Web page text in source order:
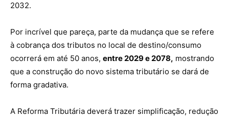
2032.
Por incrível que pareça, parte da mudança que se refere
à cobrança dos tributos no local de destino/consumo
ocorrerá em até 50 anos, entre 2029 e 2078, mostrando
que a construção do novo sistema tributário se dará de
forma gradativa.
A Reforma Tributária deverá trazer simplificação, redução